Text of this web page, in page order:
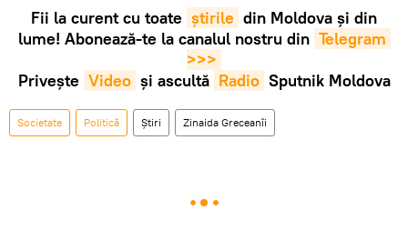
Fii la curent cu toate știrile din Moldova și din
lume! Abonează-te la canalul nostru din Telegram
>>>
Privește Video și ascultă Radio Sputnik Moldova
Societate Politică Știri Zinaida Greceanîi